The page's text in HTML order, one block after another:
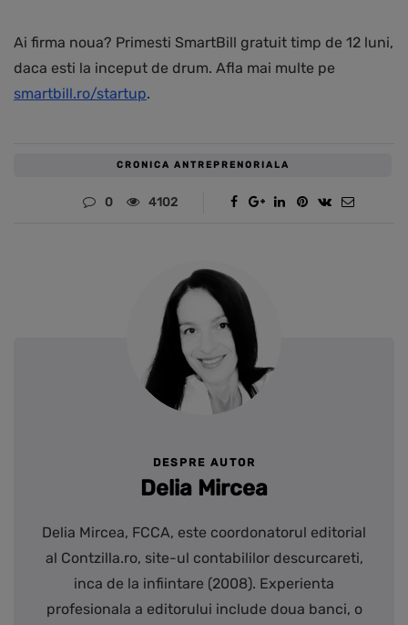
Ai firma noua? Primesti SmartBill gratuit timp de 12 luni,
daca esti la inceput de drum. Afla mai multe pe
smartbill.ro/startup.
CRONICA ANTREPRENORIALA
0 4102
DESPRE AUTOR
Delia Mircea
Delia Mircea, FCCA, este coordonatorul editorial
al Contzilla.ro, site-ul contabililor descurcareti,
inca de la infiintare (2008). Experienta
profesionala a editorului include doua banci, o